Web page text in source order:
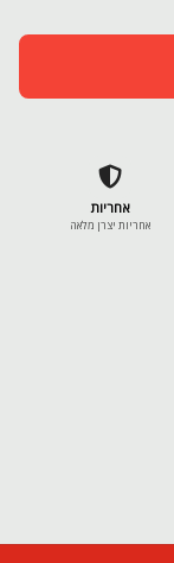
אחריות
אחריות יצרן מלאה